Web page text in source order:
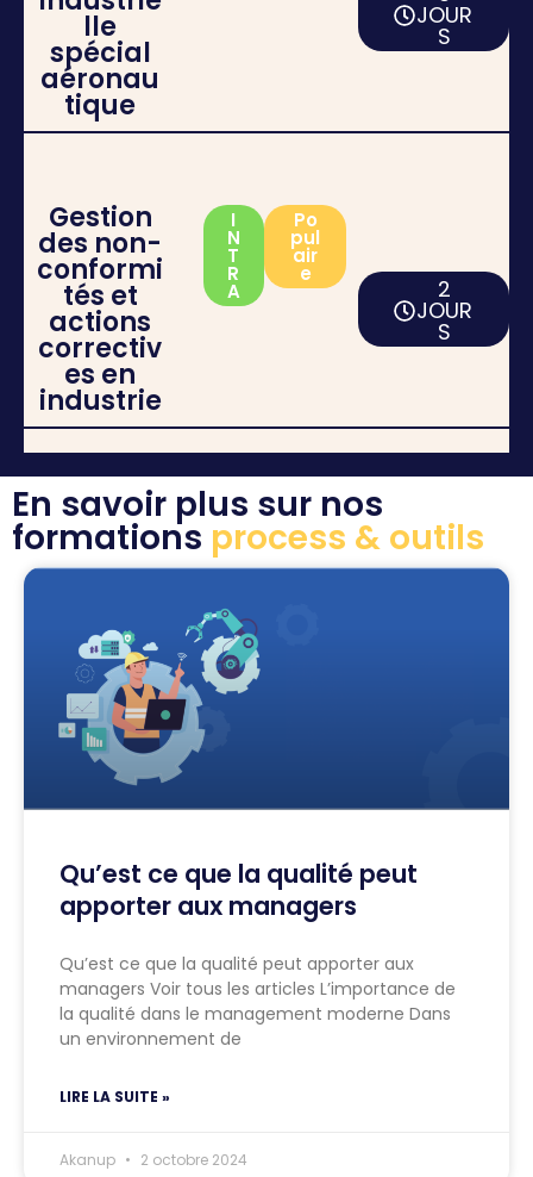
lle
spécial
aéronau
tique
JOUR
S
Gestion
des non-
conformi
tés et
actions
correctiv
es en
industrie
I
N
T
R
A
Po
pul
air
e
2
JOUR
S
En savoir plus sur nos
formations process & outils
Qu’est ce que la qualité peut
apporter aux managers
Qu’est ce que la qualité peut apporter aux
managers Voir tous les articles L’importance de
la qualité dans le management moderne Dans
un environnement de
LIRE LA SUITE »
Akanup 2 octobre 2024